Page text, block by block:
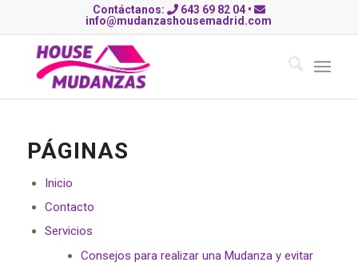
Contáctanos: 643 69 82 04•
info@mudanzashousemadrid.com
PÁGINAS
Inicio
Contacto
Servicios
Consejos para realizar una Mudanza y evitar